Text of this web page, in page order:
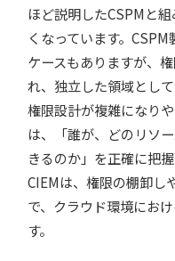
ほど説明したCSPMと
くなっています。
ケースもありますが、
れ、独立した領域とし
権限設計が複雑になり
は、「誰が、どのリソ
きるのか」を正確に把
CIEMは、権限の棚卸し
で、クラウド環境にお
す。